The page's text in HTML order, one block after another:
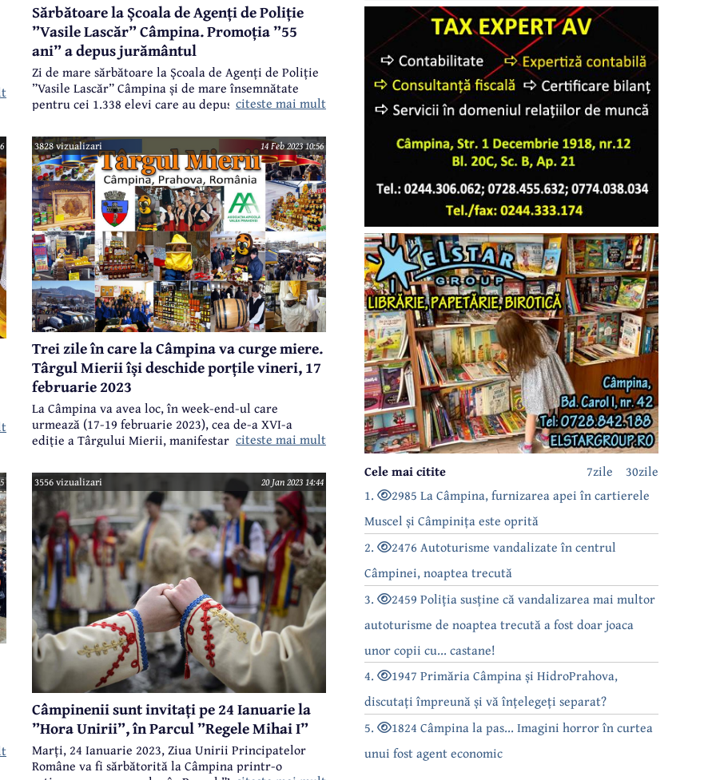
Sărbătoare la Școala de Agenți de Poliție
”Vasile Lascăr” Câmpina. Promoția ”55
ani” a depus jurământul
Zi de mare sărbătoare la Școala de Agenți de Poliție
”Vasile Lascăr” Câmpina și de mare însemnătate
pentru cei 1.338 elevi care au depus vineri, 24
citeste mai mult
3828 vizualizari 14 Feb 2023 10:56
Trei zile în care la Câmpina va curge miere.
Târgul Mierii își deschide porțile vineri, 17
februarie 2023
La Câmpina va avea loc, în week-end-ul care
urmează (17-19 februarie 2023), cea de-a XVI-a
ediție a Târgului Mierii, manifestare organizată de
administrația locală. Este un târg de miere, utilaje și
echipamente apicole la care participă zeci de
apicultori, atât producători individuali, cât și firme
de profil din mai multe zone ale țării.
citeste mai mult
3556 vizualizari 20 Jan 2023 14:44
Câmpinenii sunt invitați pe 24 Ianuarie la
”Hora Unirii”, în Parcul ”Regele Mihai I”
Marți, 24 Ianuarie 2023, Ziua Unirii Principatelor
Române va fi sărbătorită la Câmpina printr-o
30zile
7zile
Cele mai citite
1.
2985 La Câmpina, furnizarea apei în cartierele
Muscel și Câmpinița este oprită
2.
2476 Autoturisme vandalizate în centrul
Câmpinei, noaptea trecută
3.
2459 Poliția susține că vandalizarea mai multor
autoturisme de noaptea trecută a fost doar joaca
unor copii cu... castane!
4.
1947 Primăria Câmpina și HidroPrahova,
discutați împreună și vă înțelegeți separat?
5.
1824 Câmpina la pas... Imagini horror în curtea
unui fost agent economic